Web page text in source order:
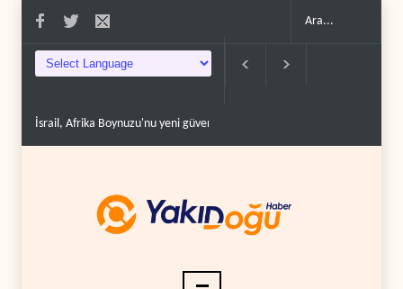
İsrail, Afrika Boynuzu'nu yeni güvenlik hattına dönüşt..